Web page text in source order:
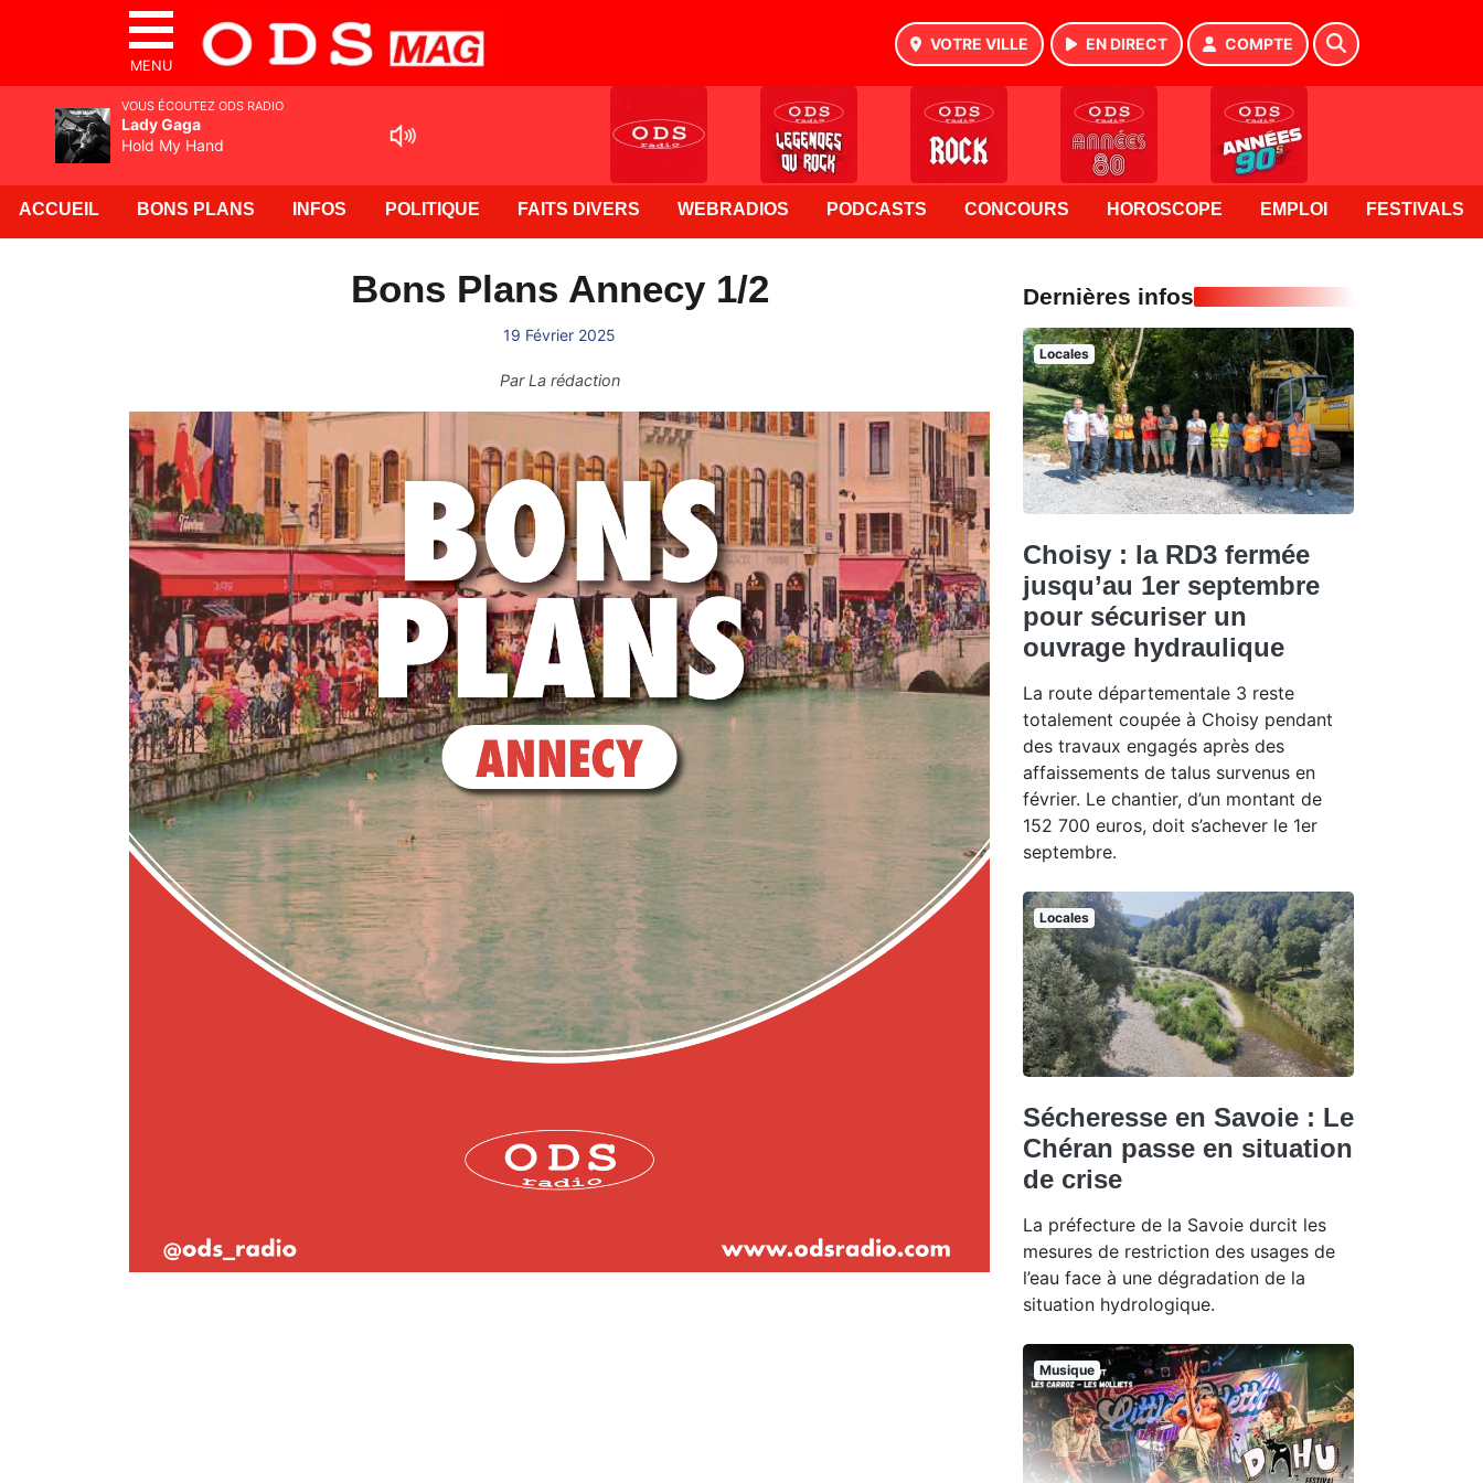
MENU
VOTRE VILLE EN DIRECT COMPTE
ACCUEIL BONS PLANS INFOS POLITIQUE FAITS DIVERS WEBRADIOS PODCASTS CONCOURS HOROSCOPE EMPLOI FESTIVALS
Bons Plans Annecy 1/2
19 Février 2025
ParLa rédaction
Dernières infos
Locales
Choisy : la RD3 fermée
jusqu’au 1er septembre
pour sécuriser un
ouvrage hydraulique
La route départementale 3 reste
totalement coupée à Choisy pendant
des travaux engagés après des
affaissements de talus survenus en
février. Le chantier, d’un montant de
152 700 euros, doit s’achever le 1er
septembre.
Locales
Sécheresse en Savoie : Le
Chéran passe en situation
de crise
La préfecture de la Savoie durcit les
mesures de restriction des usages de
l’eau face à une dégradation de la
situation hydrologique.
Musique
VOUS ÉCOUTEZ ODS RADIO
Lady Gaga
Hold My Hand